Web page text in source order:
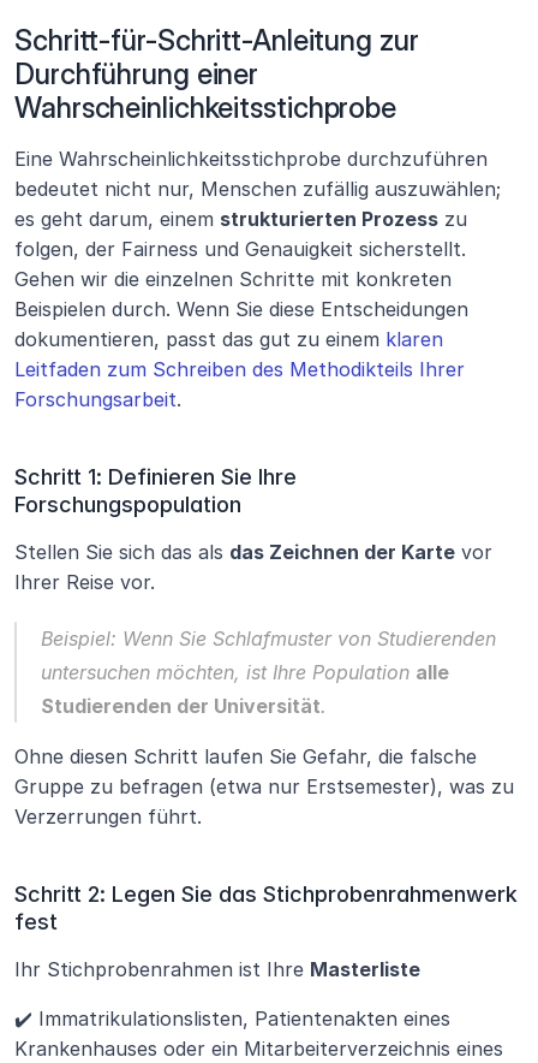
Schritt-für-Schritt-Anleitung zur
Durchführung einer
Wahrscheinlichkeitsstichprobe
Eine Wahrscheinlichkeitsstichprobe durchzuführen
bedeutet nicht nur, Menschen zufällig auszuwählen;
es geht darum, einem strukturierten Prozess zu
folgen, der Fairness und Genauigkeit sicherstellt.
Gehen wir die einzelnen Schritte mit konkreten
Beispielen durch. Wenn Sie diese Entscheidungen
dokumentieren, passt das gut zu einem klaren
Leitfaden zum Schreiben des Methodikteils Ihrer
Forschungsarbeit.
Schritt 1: Definieren Sie Ihre
Forschungspopulation
Stellen Sie sich das als das Zeichnen der Karte vor
Ihrer Reise vor.
Beispiel: Wenn Sie Schlafmuster von Studierenden
untersuchen möchten, ist Ihre Population alle
Studierenden der Universität.
Ohne diesen Schritt laufen Sie Gefahr, die falsche
Gruppe zu befragen (etwa nur Erstsemester), was zu
Verzerrungen führt.
Schritt 2: Legen Sie das Stichprobenrahmenwerk
fest
Ihr Stichprobenrahmen ist Ihre Masterliste
✔️ Immatrikulationslisten, Patientenakten eines
Krankenhauses oder ein Mitarbeiterverzeichnis eines